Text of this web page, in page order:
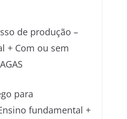
de produção –
+ Com ou sem
para
fundamental +